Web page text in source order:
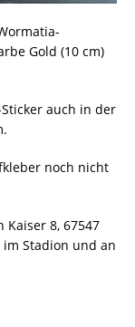
Gold (10 cm)
auch in der
noch nicht
Kaiser 8, 67547
Stadion und an